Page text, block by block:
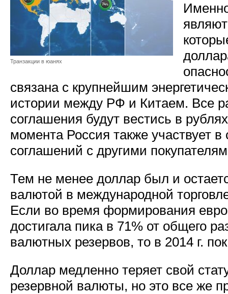
Транзакции в юанях
связана с крупнейшим
истории между РФ и Китаем. Все
соглашения будут вестись в
момента Россия также участвует
соглашений с другими
Тем не менее доллар был и
валютой в международной
Если во время формирования
достигала пика в 71% от общего
валютных резервов, то в 2014 г.
Доллар медленно теряет свой
резервной валюты, но это все же